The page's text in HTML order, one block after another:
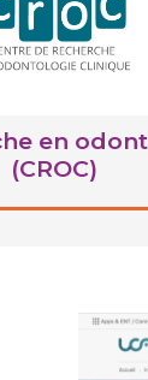
en
(CROC)